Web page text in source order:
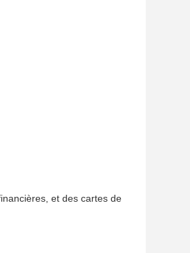
et des cartes de